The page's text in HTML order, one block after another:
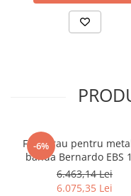
-6%
Ferastrau pentru
banda Bernardo EBS
GC
6.463,14 Lei
6.075,35 Lei